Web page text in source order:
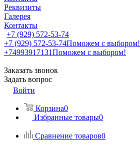
Реквизиты
Галерея
Контакты
+7 (929) 572-53-74
+7 (929) 572-53-74Поможем с выбором!
+74993917131Поможем с выбором!
Заказать звонок
Задать вопрос
Войти
Корзина0
Избранные товары0
Сравнение товаров0